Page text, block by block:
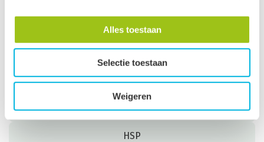
Alles toestaan
Selectie toestaan
Weigeren
For Teens
Golden Oldies
Helende Composities
HSP